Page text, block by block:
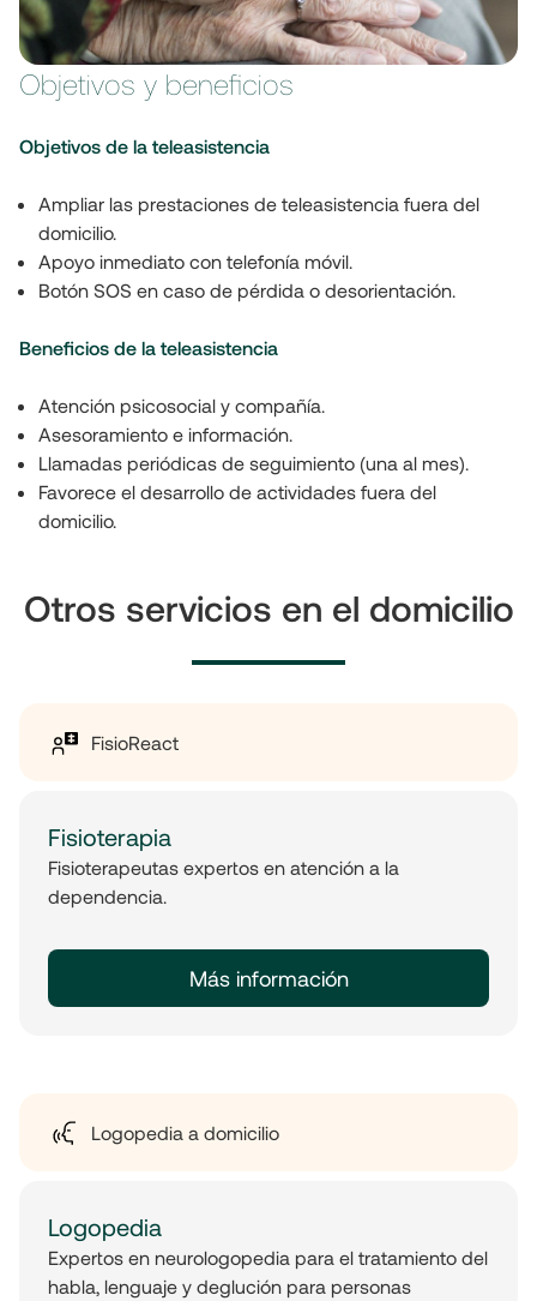
Objetivos y beneficios
Objetivos de la teleasistencia
Ampliar las prestaciones de teleasistencia fuera del
domicilio.
Apoyo inmediato con telefonía móvil.
Botón SOS en caso de pérdida o desorientación.
Beneficios de la teleasistencia
Atención psicosocial y compañía.
Asesoramiento e información.
Llamadas periódicas de seguimiento (una al mes).
Favorece el desarrollo de actividades fuera del
domicilio.
Otros servicios en el domicilio
FisioReact
Fisioterapia
Fisioterapeutas expertos en atención a la
dependencia.
Más información
Logopedia a domicilio
Logopedia
Expertos en neurologopedia para el tratamiento del
habla, lenguaje y deglución para personas